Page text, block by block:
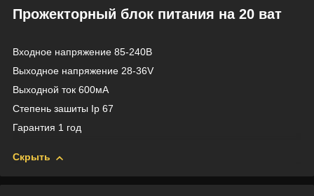
Прожекторный блок питания на 20 ват
Входное напряжение 85-240В
Выходное напряжение 28-36V
Выходной ток 600мА
Степень зашиты Ip 67
Гарантия 1 год
Скрыть